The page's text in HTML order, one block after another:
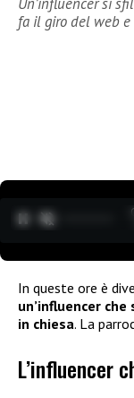
fa il giro del web
In queste ore è
un’influencer
in chiesa. La
L’influencer